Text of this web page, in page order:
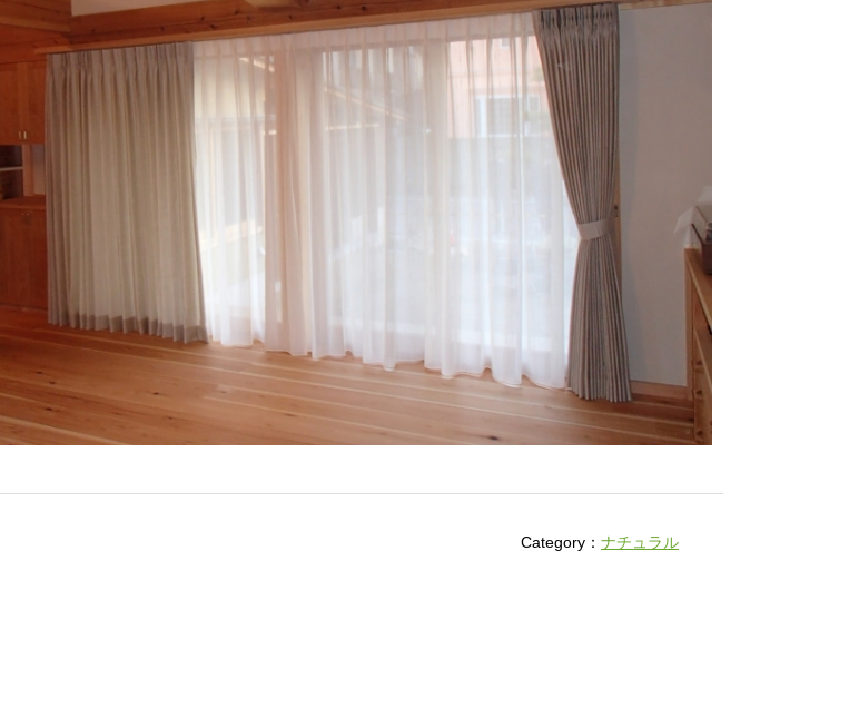
Category： ナチュラル